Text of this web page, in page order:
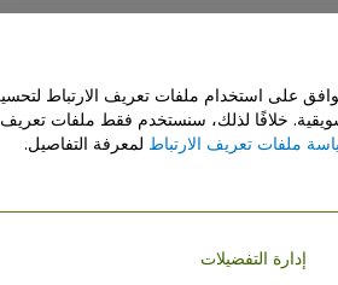
اتصل بنا
2026
تفاصيل الشركة
على استخدام ملفات تعريف الارتباط
خلافًا لذلك، سنستخدم فقط ملفات تعريف
ملفات تعريف الارتباط لمعرفة التفاصيل.
إدارة التفضيلات